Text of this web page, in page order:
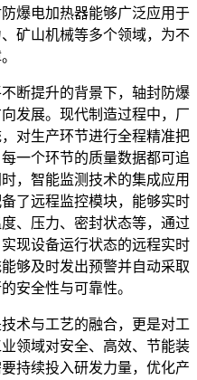
爆电加热器能够广泛应用于
矿山机械等多个领域，为不
断提升的背景下，轴封防爆
发展。现代制造过程中，厂
对生产环节进行全程精准把
一个环节的质量数据都可追
，智能监测技术的集成应用
了远程监控模块，能够实时
、压力、密封状态等，通过
现设备运行状态的远程实时
够及时发出预警并自动采取
安全性与可靠性。
术与工艺的融合，更是对工
领域对安全、高效、节能装
持续投入研发力量，优化产